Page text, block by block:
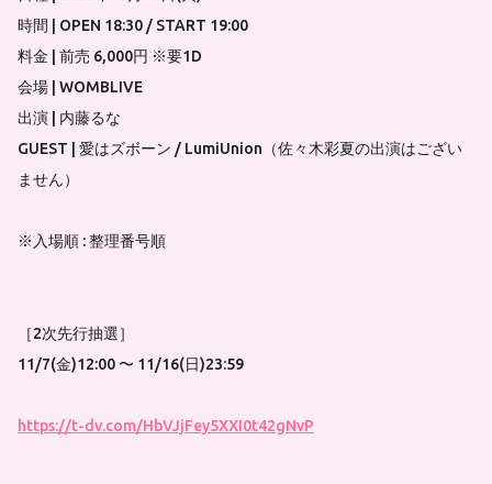
時間 | OPEN 18:30 / START 19:00
料金 | 前売 6,000円 ※要1D
会場 | WOMBLIVE
出演 | 内藤るな
GUEST | 愛はズボーン / LumiUnion（佐々木彩夏の出演はござい
ません）
※入場順 : 整理番号順
［2次先行抽選］
11/7(金)12:00 〜 11/16(日)23:59
https://t-dv.com/HbVJjFey5XXI0t42gNvP